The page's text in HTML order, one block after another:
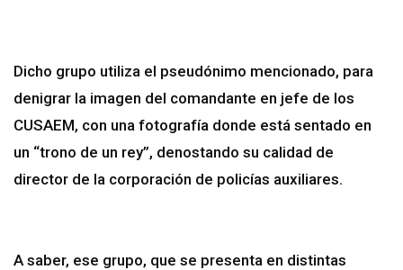
Dicho grupo utiliza el pseudónimo mencionado, para
denigrar la imagen del comandante en jefe de los
CUSAEM, con una fotografía donde está sentado en
un “trono de un rey”, denostando su calidad de
director de la corporación de policías auxiliares.
A saber, ese grupo, que se presenta en distintas